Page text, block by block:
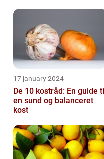
17 january 2024
De 10 kostråd: En guide til
en sund og balanceret
kost